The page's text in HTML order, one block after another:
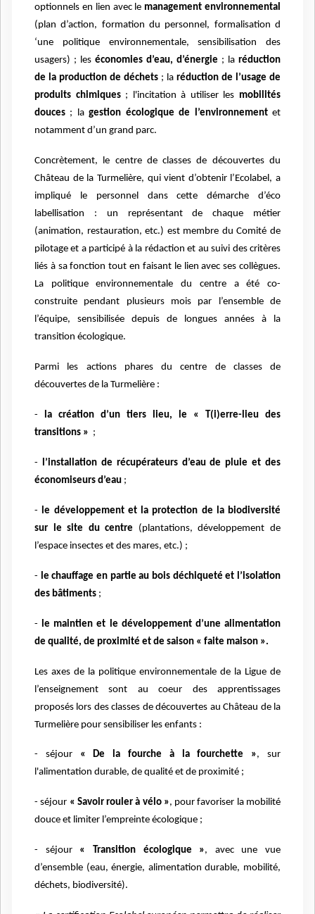
optionnels en lien avec le management environnemental
(plan d’action, formation du personnel, formalisation d
‘une politique environnementale, sensibilisation des
usagers) ; les économies d’eau, d’énergie ; la réduction
de la production de déchets ; la réduction de l’usage de
produits chimiques; l'incitation à utiliser les mobilités
douces ; lagestion écologique de l’environnementet
notamment d’un grand parc.
Concrètement, le centre de classes de découvertes du
Château de la Turmelière, qui vient d’obtenir l’Ecolabel, a
impliqué le personnel dans cette démarche d’éco
labellisation : un représentant de chaque métier
(animation, restauration, etc.) est membre du Comité de
pilotage et a participé à la rédaction et au suivi des critères
liés à sa fonction tout en faisant le lien avec ses collègues.
La politique environnementale du centre a été co-
construite pendant plusieurs mois par l’ensemble de
l’équipe, sensibilisée depuis de longues années à la
transition écologique.
Parmi les actions phares du centre de classes de
découvertes de la Turmelière :
- la création d’un tiers lieu, le « T(i)erre-lieu des
transitions » ;
-
l’installation de récupérateurs d’eau de pluie et des
économiseurs d’eau ;
-
le développement et la protection de la biodiversité
sur le site du centre (plantations, développement de
l’espace insectes et des mares, etc.) ;
- le chauffage en partie au bois déchiqueté et l’isolation
des bâtiments ;
-
le maintien et le développement d’une alimentation
de qualité, de proximité et de saison « faite maison ».
Les axes de la politique environnementale de la Ligue de
l’enseignement sont au coeur des apprentissages
proposés lors des classes de découvertes au Château de la
Turmelière pour sensibiliser les enfants :
- séjour « De la fourche à la fourchette », sur
l'alimentation durable, de qualité et de proximité ;
- séjour « Savoir rouler à vélo », pour favoriser la mobilité
douce et limiter l’empreinte écologique ;
- séjour « Transition écologique », avec une vue
d’ensemble (eau, énergie, alimentation durable, mobilité,
déchets, biodiversité).